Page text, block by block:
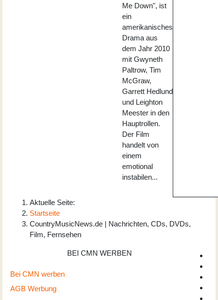
Me Down", ist
ein
amerikanisches
Drama aus
dem Jahr 2010
mit Gwyneth
Paltrow, Tim
McGraw,
Garrett Hedlund
und Leighton
Meester in den
Hauptrollen.
Der Film
handelt von
einem
emotional
instabilen...
Aktuelle Seite:
Startseite
CountryMusicNews.de | Nachrichten, CDs, DVDs,
Film, Fernsehen
BEI CMN WERBEN
Bei CMN werben
AGB Werbung